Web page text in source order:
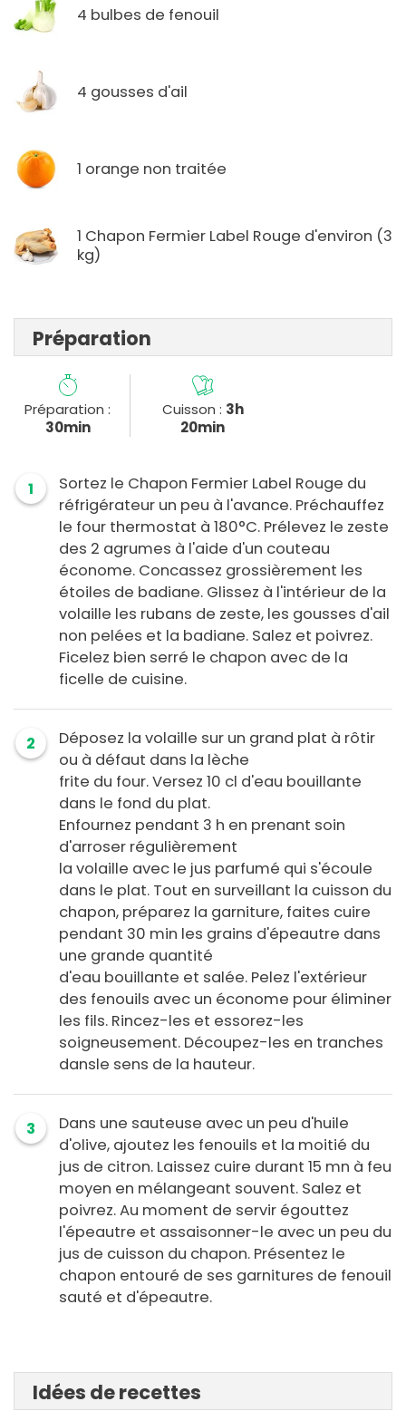
4 bulbes de fenouil
4 gousses d'ail
1 orange non traitée
1 Chapon Fermier Label Rouge d'environ (3
kg)
Préparation
Préparation :
30min
Cuisson : 3h
20min
1
Sortez le Chapon Fermier Label Rouge du
réfrigérateur un peu à l'avance. Préchauffez
le four thermostat à 180°C. Prélevez le zeste
des 2 agrumes à l'aide d'un couteau
économe. Concassez grossièrement les
étoiles de badiane. Glissez à l'intérieur de la
volaille les rubans de zeste, les gousses d'ail
non pelées et la badiane. Salez et poivrez.
Ficelez bien serré le chapon avec de la
ficelle de cuisine.
2
Déposez la volaille sur un grand plat à rôtir
ou à défaut dans la lèche
frite du four. Versez 10 cl d'eau bouillante
dans le fond du plat.
Enfournez pendant 3 h en prenant soin
d'arroser régulièrement
la volaille avec le jus parfumé qui s'écoule
dans le plat. Tout en surveillant la cuisson du
chapon, préparez la garniture, faites cuire
pendant 30 min les grains d'épeautre dans
une grande quantité
d'eau bouillante et salée. Pelez l'extérieur
des fenouils avec un économe pour éliminer
les fils. Rincez-les et essorez-les
soigneusement. Découpez-les en tranches
dansle sens de la hauteur.
3
Dans une sauteuse avec un peu d'huile
d'olive, ajoutez les fenouils et la moitié du
jus de citron. Laissez cuire durant 15 mn à feu
moyen en mélangeant souvent. Salez et
poivrez. Au moment de servir égouttez
l'épeautre et assaisonner-le avec un peu du
jus de cuisson du chapon. Présentez le
chapon entouré de ses garnitures de fenouil
sauté et d'épeautre.
Idées de recettes